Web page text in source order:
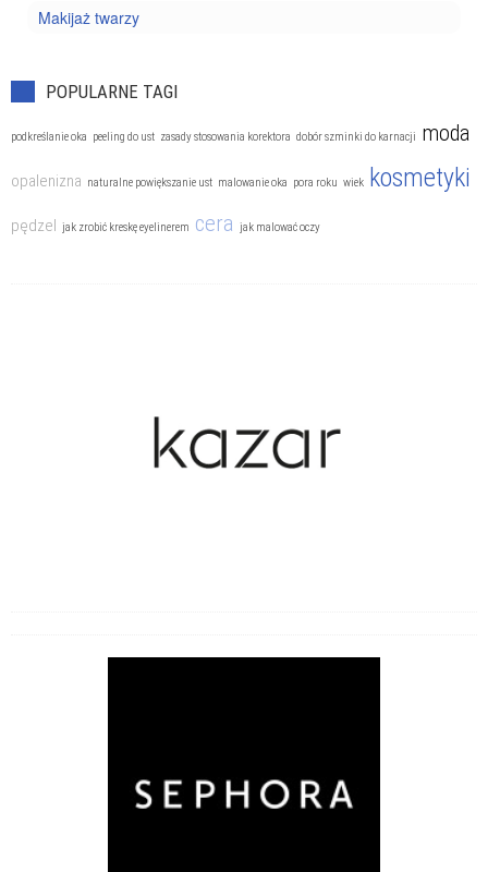
Makijaż twarzy
POPULARNE TAGI
podkreślanie oka peeling do ust zasady stosowania korektora dobór szminki do karnacji moda
opalenizna naturalne powiększanie ust malowanie oka pora roku wiek kosmetyki
pędzel jak zrobić kreskę eyelinerem cera jak malować oczy